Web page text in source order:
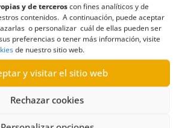
y de terceroscon fines analíticos y de
contenidos. A continuación, puede aceptar
o personalizar cuál de ellas pueden ser
preferencias o tener más información, visite
de nuestro sitio web.
y visitar el sitio web
Rechazar cookies